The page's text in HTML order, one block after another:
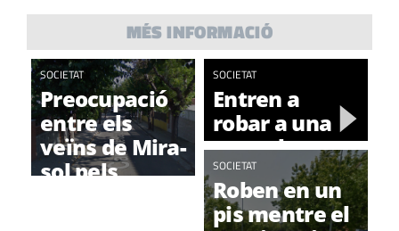
MÉS INFORMACIÓ
SOCIETAT
Preocupació
entre els
veïns de Mira-
sol pels
SOCIETAT
Entren a
robar a una
casa al
passeig de
l'Havana
SOCIETAT
Roben en un
pis mentre el